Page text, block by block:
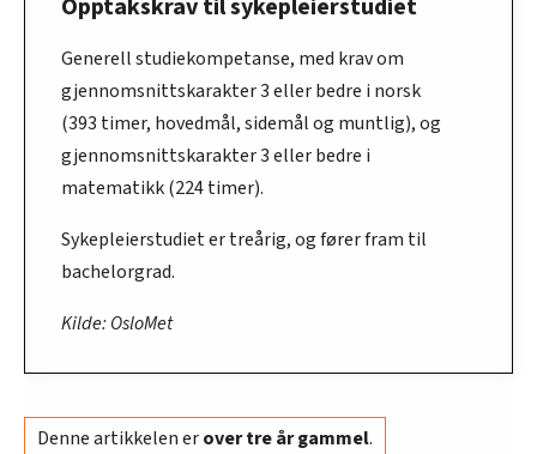
Opptakskrav til sykepleierstudiet
Generell studiekompetanse, med krav om
gjennomsnittskarakter 3 eller bedre i norsk
(393 timer, hovedmål, sidemål og muntlig), og
gjennomsnittskarakter 3 eller bedre i
matematikk (224 timer).
Sykepleierstudiet er treårig, og fører fram til
bachelorgrad.
Kilde: OsloMet
Denne artikkelen erover tre år gammel.